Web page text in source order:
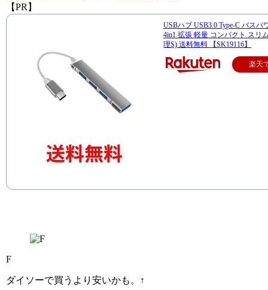
【PR】
USBハブ USB3.0 Type-C バスパ
4in1 拡張 軽量 コンパクト スリ
理S) 送料無料 【SK19116】
楽天
F
ダイソーで買うより安いかも。↑